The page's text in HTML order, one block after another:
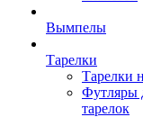
Вымпелы
Тарелки
Тарелки
Футляры
тарелок